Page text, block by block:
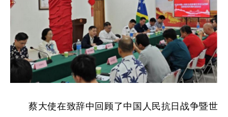
蔡大使在致辞中回顾了中国人民抗日战争暨世